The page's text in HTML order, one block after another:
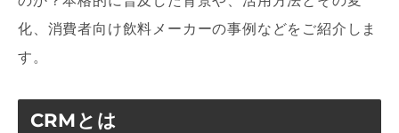
化、消費者向け飲料メーカーの事例などをご紹介しま
す。
CRMとは